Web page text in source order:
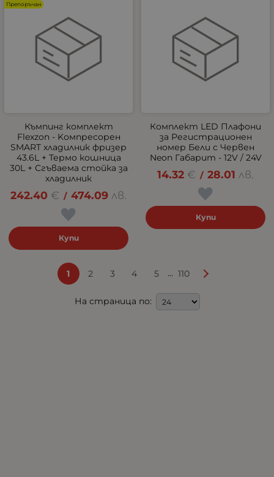
Къмпинг комплект
Flexzon - Kомпресорен
SMART хладилник фризер
43.6L + Термо кошница
30L + Сгъваема стойка за
хладилник
242.40 € / 474.09 лв.
Купи
Препоръчан
Комплект LED Плафони
за Регистрационен
номер Бели с Червен
Neon Габарит - 12V / 24V
14.32 € / 28.01 лв.
Купи
1 2 3 4 5 ... 110
На страница по: